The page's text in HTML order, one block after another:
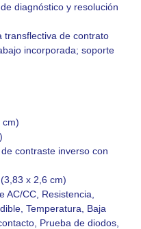
diagnóstico y resolución
transflectiva de contrato
incorporada; soporte
cm)
contraste inverso con
x 2,6 cm)
AC/CC, Resistencia,
Temperatura, Baja
Prueba de diodos,